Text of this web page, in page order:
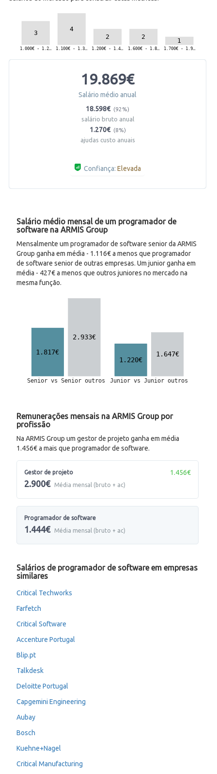
19.869€
Salário médio anual
18.598€ (92%)
salário bruto anual
1.270€ (8%)
ajudas custo anuais
Confiança: Elevada
Salário médio mensal de um programador de
software na ARMIS Group
Mensalmente um programador de software senior da ARMIS
Group ganha em média - 1.116€ a menos que programador
de software senior de outras empresas. Um junior ganha em
média - 427€ a menos que outros juniores no mercado na
mesma função.
Remunerações mensais na ARMIS Group por
profissão
Na ARMIS Group um gestor de projeto ganha em média
1.456€ a mais que programador de software.
Gestor de projeto
2.900€ Média mensal (bruto + ac)
1.456€
Programador de software
1.444€ Média mensal (bruto + ac)
Salários de programador de software em empresas
similares
Critical Techworks
Farfetch
Critical Software
Accenture Portugal
Blip.pt
Talkdesk
Deloitte Portugal
Capgemini Engineering
Aubay
Bosch
Kuehne+Nagel
Critical Manufacturing